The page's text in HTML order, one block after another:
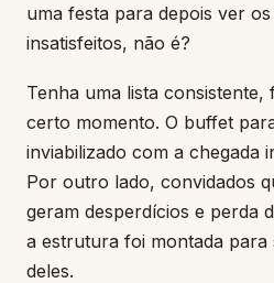
uma festa para depois ver
insatisfeitos, não é?
Tenha uma lista consistente,
certo momento. O buffet
inviabilizado com a chegada
Por outro lado, convidados
geram desperdícios e perda
a estrutura foi montada
deles.